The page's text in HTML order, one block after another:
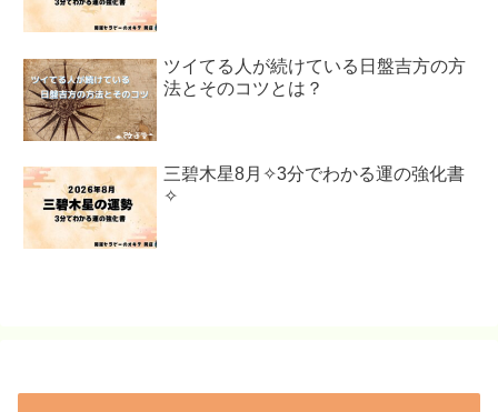
ツイてる人が続けている日盤吉方の方
法とそのコツとは？
三碧木星8月✧3分でわかる運の強化書
✧